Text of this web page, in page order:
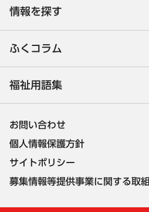
情報を探す
ふくコラム
福祉用語集
お問い合わせ
個人情報保護方針
サイトポリシー
募集情報等提供事業に関する取組